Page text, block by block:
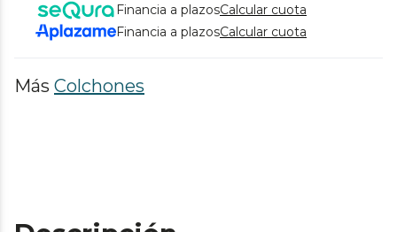
Financia a plazosCalcular cuota
Financia a plazosCalcular cuota
Más Colchones